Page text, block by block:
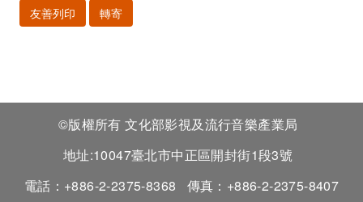
友善列印 轉寄
©版權所有 文化部影視及流行音樂產業局
地址:10047臺北市中正區開封街1段3號
電話：+886-2-2375-8368
傳真：+886-2-2375-8407